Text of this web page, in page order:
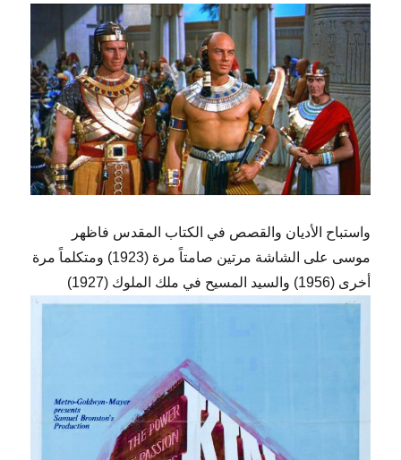
واستباح الأديان والقصص في الكتاب المقدس فاظهر
موسى على الشاشة مرتين صامتاً مرة (1923) ومتكلماً مرة
أخرى (1956) والسيد المسيح في ملك الملوك (1927)